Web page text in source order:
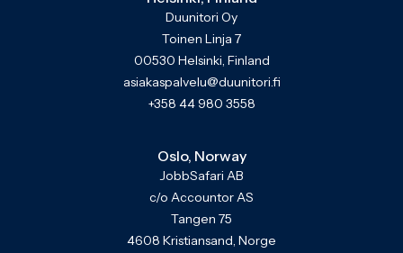
Duunitori Oy
Toinen Linja 7
00530 Helsinki, Finland
asiakaspalvelu@duunitori.fi
+358 44 980 3558
Oslo, Norway
JobbSafari AB
c/o Accountor AS
Tangen 75
4608 Kristiansand, Norge